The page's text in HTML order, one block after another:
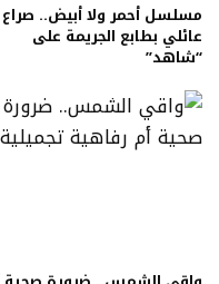
مسلسل أحمر ولا أبيض.. صراع
عائلي بطابع الجريمة على
“شاهد”